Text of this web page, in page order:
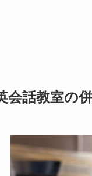
会話教室の